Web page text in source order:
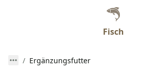
Fisch
Ergänzungsfutter